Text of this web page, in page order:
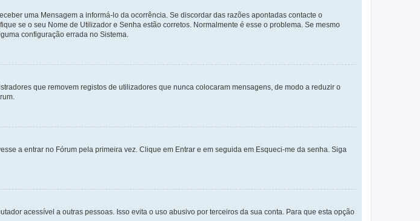
uma Mensagem a informá-lo da ocorrência. Se discordar das razões apontadas contacte o
se o seu Nome de Utilizador e Senha estão corretos. Normalmente é esse o problema. Se mesmo
configuração errada no Sistema.
que removem registos de utilizadores que nunca colocaram mensagens, de modo a reduzir o
a entrar no Fórum pela primeira vez. Clique em Entrar e em seguida em Esqueci-me da senha. Siga
acessível a outras pessoas. Isso evita o uso abusivo por terceiros da sua conta. Para que esta opção